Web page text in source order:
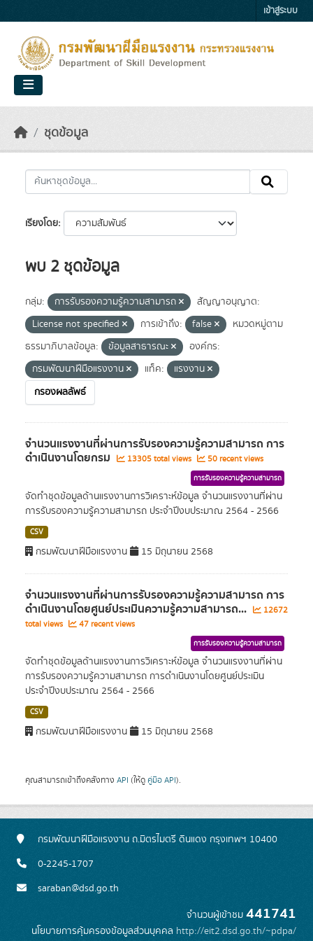
เข้าสู่ระบบ
ชุดข้อมูล
เรียงโดย
พบ 2 ชุดข้อมูล
กลุ่ม: การรับรองความรู้ความสามารถ
สัญญาอนุญาต:
License not specified
การเข้าถึง: false
หมวดหมู่ตาม
ธรรมาภิบาลข้อมูล:
ข้อมูลสาธารณะ
องค์กร:
กรมพัฒนาฝีมือแรงงาน
แท็ค:
แรงงาน
กรองผลลัพธ์
จำนวนแรงงานที่ผ่านการรับรองความรู้ความสามารถ การ
ดำเนินงานโดยกรม 13305 total views 50 recent views
การรับรองความรู้ความสามารถ
จัดทำชุดข้อมูลด้านแรงงานการวิเคราะห์ข้อมูล จำนวนแรงงานที่ผ่าน
การรับรองความรู้ความสามารถ ประจำปีงบประมาณ 2564 - 2566
CSV
กรมพัฒนาฝีมือแรงงาน 15 มิถุนายน 2568
จำนวนแรงงานที่ผ่านการรับรองความรู้ความสามารถ การ
ดำเนินงานโดยศูนย์ประเมินความรู้ความสามารถ...
12672
total views
47 recent views
การรับรองความรู้ความสามารถ
จัดทำชุดข้อมูลด้านแรงงานการวิเคราะห์ข้อมูล จำนวนแรงงานที่ผ่าน
การรับรองความรู้ความสามารถ การดำเนินงานโดยศูนย์ประเมิน
ประจำปีงบประมาณ 2564 - 2566
CSV
กรมพัฒนาฝีมือแรงงาน 15 มิถุนายน 2568
คุณสามารถเข้าถึงคลังทาง API (ให้ดู คู่มือ API).
กรมพัฒนาฝีมือแรงงาน ถ.มิตรไมตรี ดินแดง กรุงเทพฯ 10400
0-2245-1707
saraban@dsd.go.th
จำนวนผู้เข้าชม 441741
นโยบายการคุ้มครองข้อมูลส่วนบุคคล http://eit2.dsd.go.th/~pdpa/